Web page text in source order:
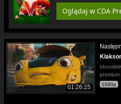
Oglądaj w CDA
01:26:25
premium
1080p